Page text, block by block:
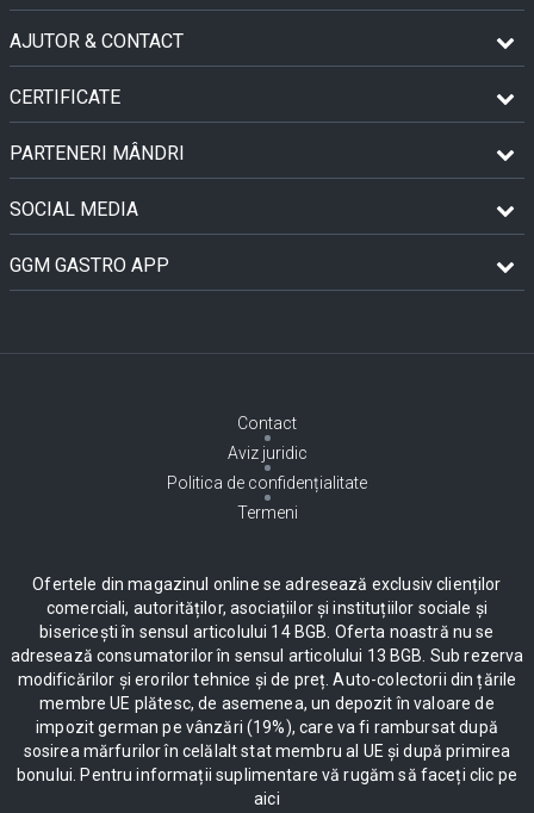
AJUTOR & CONTACT
CERTIFICATE
PARTENERI MÂNDRI
SOCIAL MEDIA
GGM GASTRO APP
Contact
Aviz juridic
Politica de confidențialitate
Termeni
Ofertele din magazinul online se adresează exclusiv clienților
comerciali, autorităților, asociațiilor și instituțiilor sociale și
bisericești în sensul articolului 14 BGB. Oferta noastră nu se
adresează consumatorilor în sensul articolului 13 BGB. Sub rezerva
modificărilor și erorilor tehnice și de preț. Auto-colectorii din țările
membre UE plătesc, de asemenea, un depozit în valoare de
impozit german pe vânzări (19%), care va fi rambursat după
sosirea mărfurilor în celălalt stat membru al UE și după primirea
bonului. Pentru informații suplimentare vă rugăm să faceți clic pe
aici